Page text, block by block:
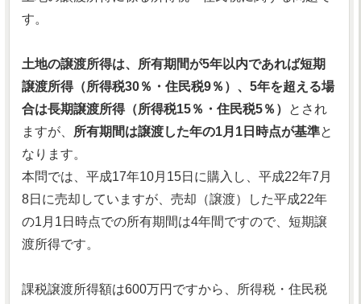
す。
土地の譲渡所得は、所有期間が5年以内であれば短期
譲渡所得（所得税30％・住民税9％）、5年を超える場
合は長期譲渡所得（所得税15％・住民税5％）
とされ
ますが、
所有期間は譲渡した年の1月1日時点が基準と
なります。
本問では、平成17年10月15日に購入し、平成22年7月
8日に売却していますが、売却（譲渡）した平成22年
の1月1日時点での所有期間は4年間ですので、短期譲
渡所得です。
課税譲渡所得額は600万円ですから、所得税・住民税